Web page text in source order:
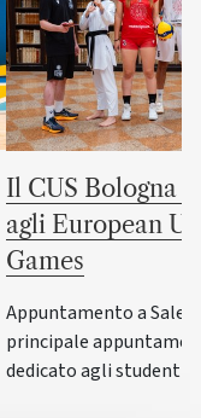
Il CUS Bologna
agli European
Games
Appuntamento a
principale
dedicato agli